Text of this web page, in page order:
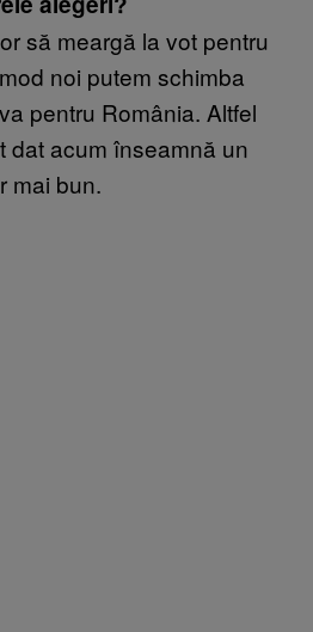
să meargă la vot pentru
noi putem schimba
pentru România. Altfel
dat acum înseamnă un
mai bun.